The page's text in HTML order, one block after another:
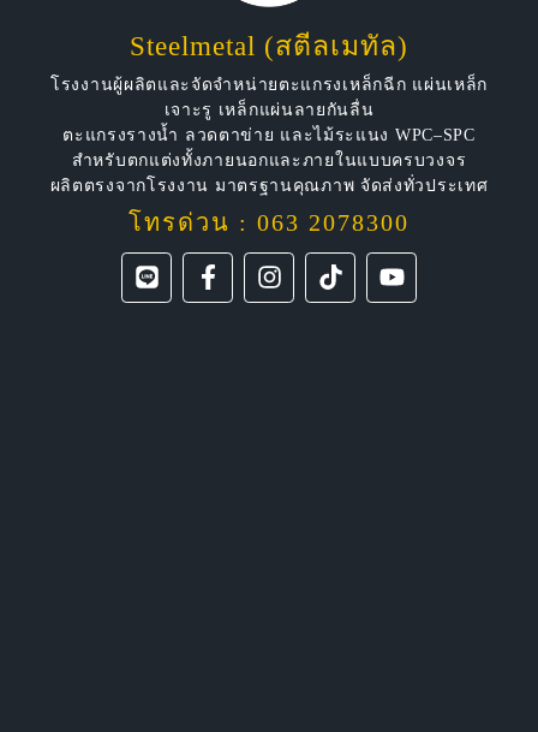
Steelmetal (สตีลเมทัล)
โรงงานผู้ผลิตและจัดจำหน่ายตะแกรงเหล็กฉีก แผ่นเหล็ก
เจาะรู เหล็กแผ่นลายกันลื่น
ตะแกรงรางน้ำ ลวดตาข่าย และไม้ระแนง WPC–SPC
สำหรับตกแต่งทั้งภายนอกและภายในแบบครบวงจร
ผลิตตรงจากโรงงาน มาตรฐานคุณภาพ จัดส่งทั่วประเทศ
โทรด่วน : 063 2078300